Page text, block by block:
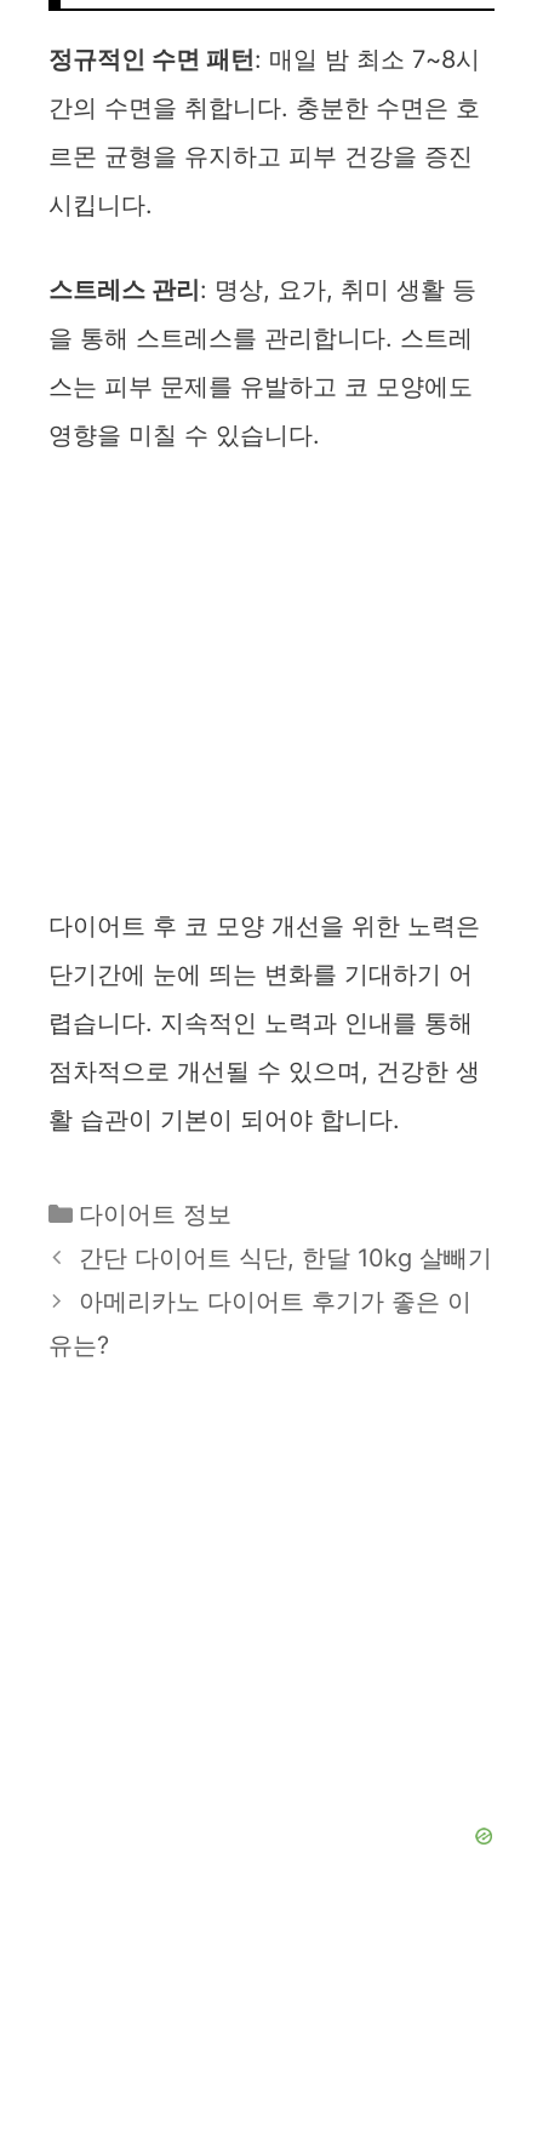
정규적인 수면 패턴: 매일 밤 최소 7~8시
간의 수면을 취합니다. 충분한 수면은 호
르몬 균형을 유지하고 피부 건강을 증진
시킵니다.
스트레스 관리: 명상, 요가, 취미 생활 등
을 통해 스트레스를 관리합니다. 스트레
스는 피부 문제를 유발하고 코 모양에도
영향을 미칠 수 있습니다.
다이어트 후 코 모양 개선을 위한 노력은
단기간에 눈에 띄는 변화를 기대하기 어
렵습니다. 지속적인 노력과 인내를 통해
점차적으로 개선될 수 있으며, 건강한 생
활 습관이 기본이 되어야 합니다.
카
테
리
다이어트 정보
간단 다이어트 식단, 한달 10kg 살빼기
아메리카노 다이어트 후기가 좋은 이
유는?